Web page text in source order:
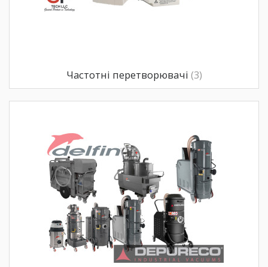
Частотні перетворювачі (3)